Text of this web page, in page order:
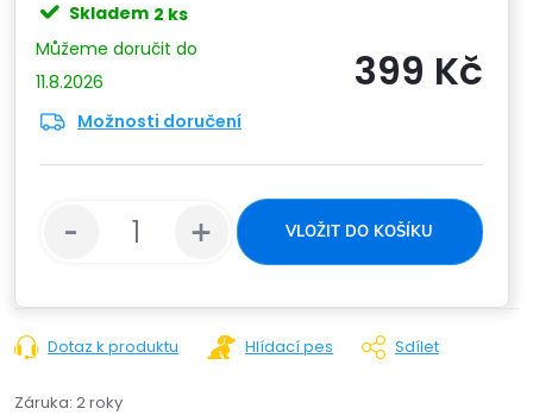
Skladem 2 ks
11.8.2026
Možnosti doručení
399 Kč
VLOŽIT DO KOŠÍKU
Dotaz k produktu Hlídací pes Sdílet
Záruka: 2 roky